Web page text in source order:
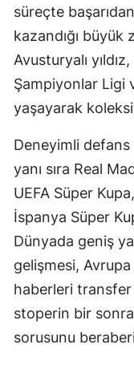
süreçte
kazandığı büyük
Avusturyalı
Şampiyonlar Ligi
yaşayarak
Deneyimli
yanı sıra Real
UEFA Süper
İspanya Süper
Dünyada geniş
gelişmesi, Avrupa
haberleri
stoperin bir
sorusunu